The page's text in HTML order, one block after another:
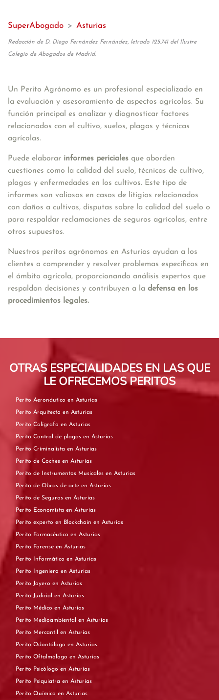
SuperAbogado > Asturias
Redacción de D. Diego Fernández Fernández, letrado 125.741 del Ilustre
Colegio de Abogados de Madrid.
Un Perito Agrónomo es un profesional especializado en
la evaluación y asesoramiento de aspectos agrícolas. Su
función principal es analizar y diagnosticar factores
relacionados con el cultivo, suelos, plagas y técnicas
agrícolas.
Puede elaborar informes periciales que aborden
cuestiones como la calidad del suelo, técnicas de cultivo,
plagas y enfermedades en los cultivos. Este tipo de
informes son valiosos en casos de litigios relacionados
con daños a cultivos, disputas sobre la calidad del suelo o
para respaldar reclamaciones de seguros agrícolas, entre
otros supuestos.
Nuestros peritos agrónomos en Asturias ayudan a los
clientes a comprender y resolver problemas específicos en
el ámbito agrícola, proporcionando análisis expertos que
respaldan decisiones y contribuyen a la defensa en los
procedimientos legales.
OTRAS ESPECIALIDADES EN LAS QUE
LE OFRECEMOS PERITOS
Perito Aeronáutico en Asturias
Perito Arquitecto en Asturias
Perito Calígrafo en Asturias
Perito Control de plagas en Asturias
Perito Criminalista en Asturias
Perito de Coches en Asturias
Perito de Instrumentos Musicales en Asturias
Perito de Obras de arte en Asturias
Perito de Seguros en Asturias
Perito Economista en Asturias
Perito experto en Blockchain en Asturias
Perito Farmacéutico en Asturias
Perito Forense en Asturias
Perito Informático en Asturias
Perito Ingeniero en Asturias
Perito Joyero en Asturias
Perito Judicial en Asturias
Perito Médico en Asturias
Perito Medioambiental en Asturias
Perito Mercantil en Asturias
Perito Odontólogo en Asturias
Perito Oftalmólogo en Asturias
Perito Psicólogo en Asturias
Perito Psiquiatra en Asturias
Perito Químico en Asturias